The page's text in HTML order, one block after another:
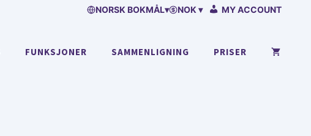
NORSK BOKMÅL▾ NOK ▾ MY ACCOUNT
FUNKSJONER SAMMENLIGNING PRISER